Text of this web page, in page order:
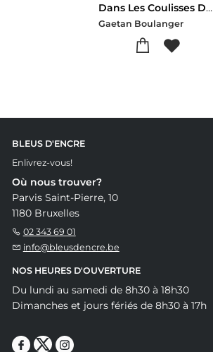
Dans Les Coulisses Des Jeux Video Harry Potter ; Les Trois Premieers Annees A Poudlard
Gaetan Boulanger
BLEUS D'ENCRE
Enlivrez-vous!
Où nous trouver?
Parvis Saint-Pierre, 10
1180 Bruxelles
02 343 69 01
info@bleusdencre.be
NOS HEURES D'OUVERTURE
Du lundi au samedi de 8h30 à 18h30
Dimanches et jours fériés de 8h30 à 17h